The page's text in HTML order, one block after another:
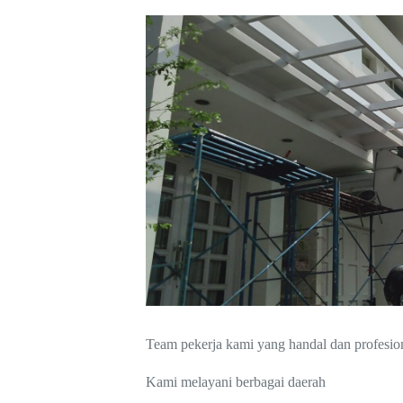
Team pekerja kami yang handal dan
Kami melayani berbagai daerah